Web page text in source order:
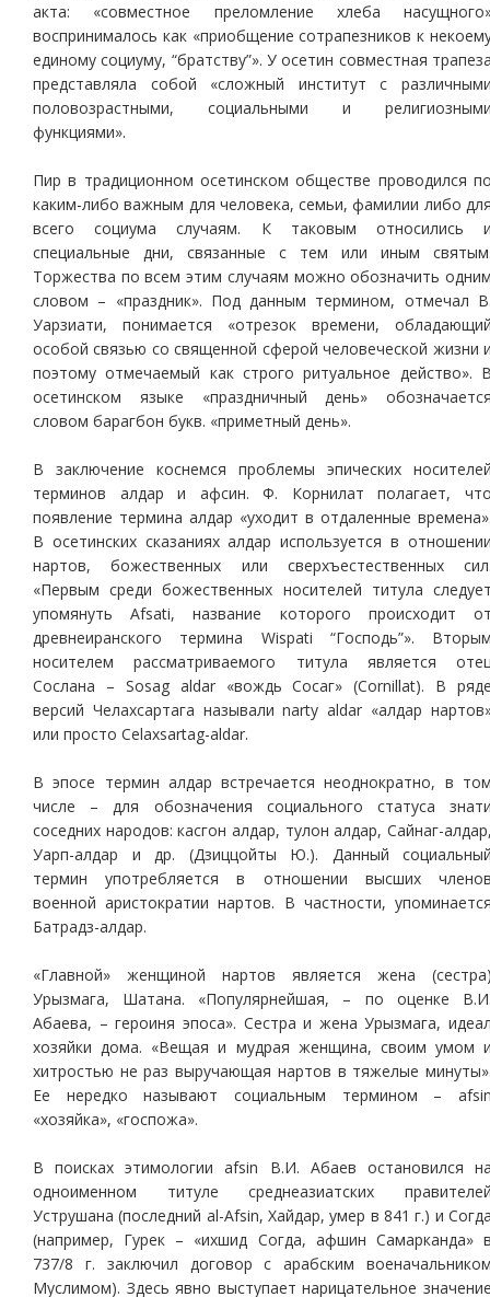
акта: «совместное преломление хлеба
воспринималось как «приобщение сотрапезников к
единому социуму, “братству”». У осетин совместная
представляла собой «сложный институт с
половозрастными, социальными и
функциями».
Пир в традиционном осетинском обществе проводился
каким-либо важным для человека, семьи, фамилии либо
всего социума случаям. К таковым относились
специальные дни, связанные с тем или иным
Торжества по всем этим случаям можно обозначить
словом – «праздник». Под данным термином, отмечал
Уарзиати, понимается «отрезок времени,
особой связью со священной сферой человеческой жизни
поэтому отмечаемый как строго ритуальное действо».
осетинском языке «праздничный день»
словом барагбон букв. «приметный день».
В заключение коснемся проблемы эпических
терминов алдар и афсин. Ф. Корнилат полагает,
появление термина алдар «уходит в отдаленные
В осетинских сказаниях алдар используется в
нартов, божественных или сверхъестественных
«Первым среди божественных носителей титула
упомянуть Afsati, название которого происходит
древнеиранского термина Wispati “Господь”».
носителем рассматриваемого титула является
Сослана – Sosag aldar «вождь Сосаг» (Cornillat). В
версий Челахсартага называли narty aldar «алдар
или просто Celaxsartag-aldar.
В эпосе термин алдар встречается неоднократно, в
числе – для обозначения социального статуса
соседних народов: касгон алдар, тулон алдар, Сайнаг-
Уарп-алдар и др. (Дзиццойты Ю.). Данный
термин употребляется в отношении высших
военной аристократии нартов. В частности,
Батрадз-алдар.
«Главной» женщиной нартов является жена
Урызмага, Шатана. «Популярнейшая, – по оценке
Абаева, – героиня эпоса». Сестра и жена Урызмага,
хозяйки дома. «Вещая и мудрая женщина, своим умом
хитростью не раз выручающая нартов в тяжелые
Ее нередко называют социальным термином –
«хозяйка», «госпожа».
В поисках этимологии afsin В.И. Абаев остановился
одноименном титуле среднеазиатских
Уструшана (последний al-Afsin, Хайдар, умер в 841 г.) и
(например, Гурек – «ихшид Согда, афшин Самарканда»
737/8 г. заключил договор с арабским
Муслимом). Здесь явно выступает нарицательное